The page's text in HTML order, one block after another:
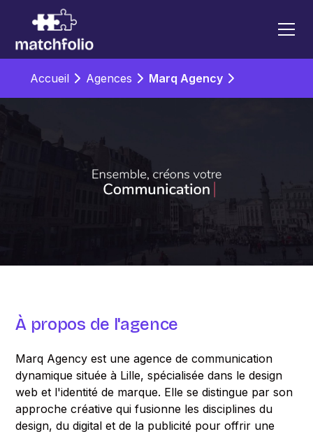
Accueil Agences Marq Agency
À propos de l'agence
Marq Agency est une agence de communication
dynamique située à Lille, spécialisée dans le design
web et l'identité de marque. Elle se distingue par son
approche créative qui fusionne les disciplines du
design, du digital et de la publicité pour offrir une